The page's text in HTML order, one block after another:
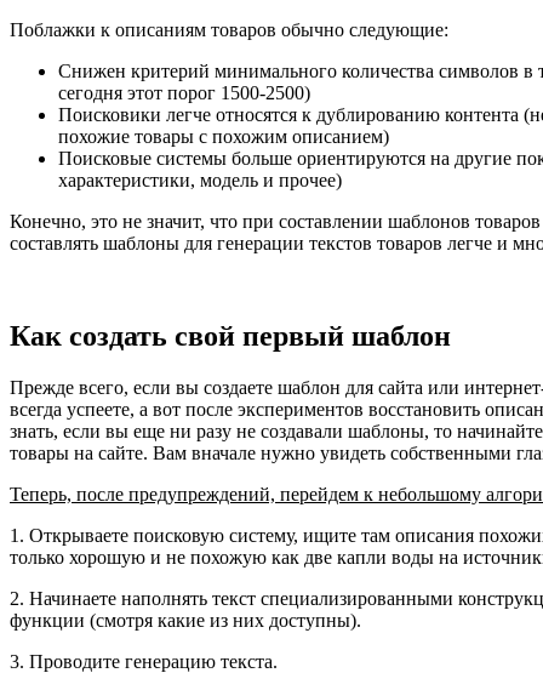
Поблажки к описаниям товаров обычно следующие:
Снижен критерий минимального количества символов
сегодня этот порог 1500-2500)
Поисковики легче относятся к дублированию контента
похожие товары с похожим описанием)
Поисковые системы больше ориентируются на другие
характеристики, модель и прочее)
Конечно, это не значит, что при составлении шаблонов
составлять шаблоны для генерации текстов товаров легче и
Как создать свой первый шаблон
Прежде всего, если вы создаете шаблон для сайта или
всегда успеете, а вот после экспериментов восстановить
знать, если вы еще ни разу не создавали шаблоны, то
товары на сайте. Вам вначале нужно увидеть собственными
Теперь, после предупреждений, перейдем к небольшому
1. Открываете поисковую систему, ищите там описания
только хорошую и не похожую как две капли воды на
2. Начинаете наполнять текст специализированными
функции (смотря какие из них доступны).
3. Проводите генерацию текста.